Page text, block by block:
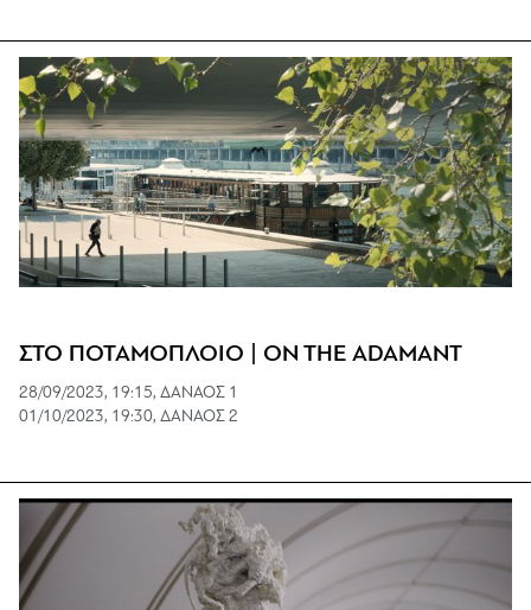
ΣΤΟ ΠΟΤΑΜΟΠΛΟΙΟ | ON THE ADAMANT
28/09/2023, 19:15, ΔΑΝΑΟΣ 1
01/10/2023, 19:30, ΔΑΝΑΟΣ 2